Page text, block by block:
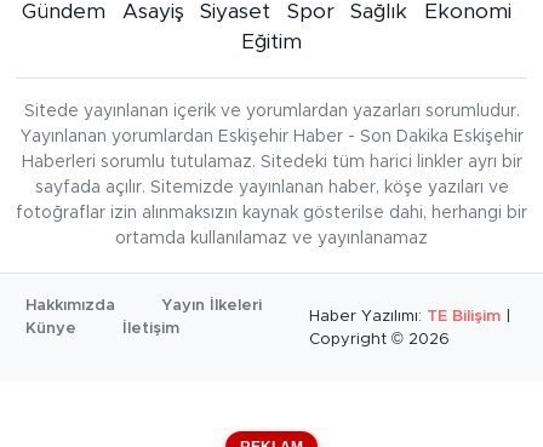
Gündem Asayiş Siyaset Spor Sağlık
Ekonomi
Eğitim
Sitede yayınlanan içerik ve yorumlardan yazarları sorumludur.
Yayınlanan yorumlardan Eskişehir Haber - Son Dakika Eskişehir
Haberleri sorumlu tutulamaz. Sitedeki tüm harici linkler ayrı bir
sayfada açılır. Sitemizde yayınlanan haber, köşe yazıları ve
fotoğraflar izin alınmaksızın kaynak gösterilse dahi, herhangi bir
ortamda kullanılamaz ve yayınlanamaz
Hakkımızda
Yayın İlkeleri
Künye
İletişim
Haber Yazılımı: TE Bilişim
Copyright © 2026